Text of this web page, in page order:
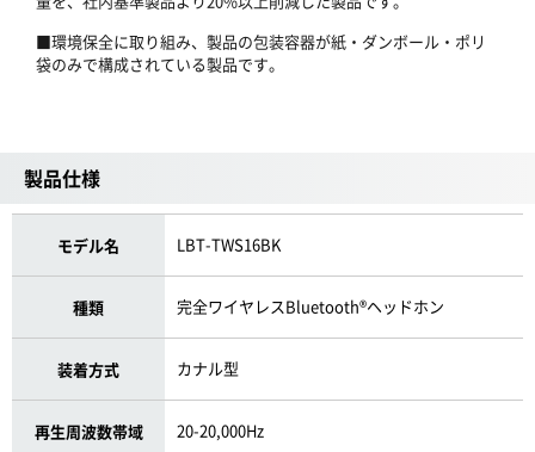
■環境保全に取り組み、製品の包装容器が紙・ダンボール・ポリ
袋のみで構成されている製品です。
製品仕様
モデル名 LBT-TWS16BK
種類 完全ワイヤレスBluetooth®ヘッドホン
装着方式 カナル型
再生周波数帯域 20-20,000Hz